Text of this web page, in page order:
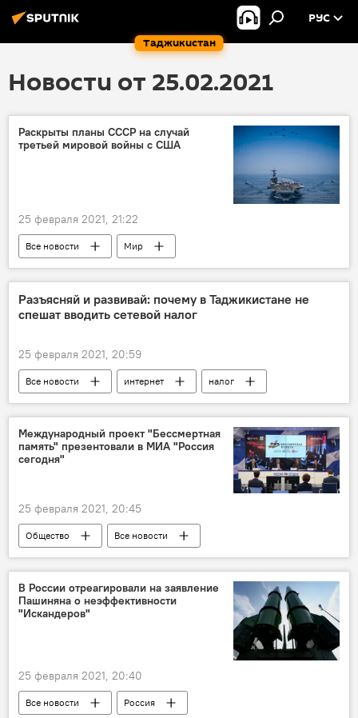
Таджикистан
РУС
Новости от 25.02.2021
Раскрыты планы СССР на случай
третьей мировой войны с США
25 февраля 2021, 21:22
Все новости
Мир
Армия и вооружение
США
СССР
третья мировая война
Разъясняй и развивай: почему в Таджикистане не
спешат вводить сетевой налог
25 февраля 2021, 20:59
Все новости интернет
налог
Общество
Таджикистан
Международный проект "Бессмертная
память" презентовали в МИА "Россия
сегодня"
25 февраля 2021, 20:45
Общество Все новости
В России отреагировали на заявление
Пашиняна о неэффективности
"Искандеров"
25 февраля 2021, 20:40
Все новости
Россия